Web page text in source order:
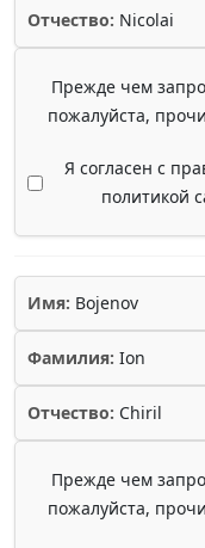
Отчество: Nicolai
Прежде чем
пожалуйста,
Я согласен с
политикой
Имя: Bojenov
Фамилия: Ion
Отчество: Chiril
Прежде чем
пожалуйста,